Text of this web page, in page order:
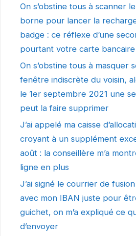
On s’obstine tous à scanner
borne pour lancer la
badge : ce réflexe d’une
pourtant votre carte bancaire
On s’obstine tous à masquer
fenêtre indiscrète du voisin,
le 1er septembre 2021 une
peut la faire supprimer
J’ai appelé ma caisse
croyant à un supplément
août : la conseillère m’a
ligne en plus
J’ai signé le courrier de
avec mon IBAN juste pour
guichet, on m’a expliqué ce
d’envoyer